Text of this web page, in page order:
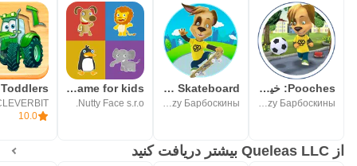
Pooches: خیابان فوتبال Pooches: Skateboard
Animals memory game for kids
Nutty Face s.r.o.
10.0
از Queleas LLC بیشتر دریافت کنید